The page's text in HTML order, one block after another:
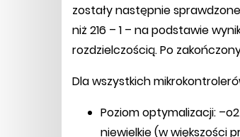
zostały następnie
niż 216 – 1 – na podstawie
rozdzielczością. Po
Dla wszystkich
Poziom optymalizacji:
niewielkie (w większości